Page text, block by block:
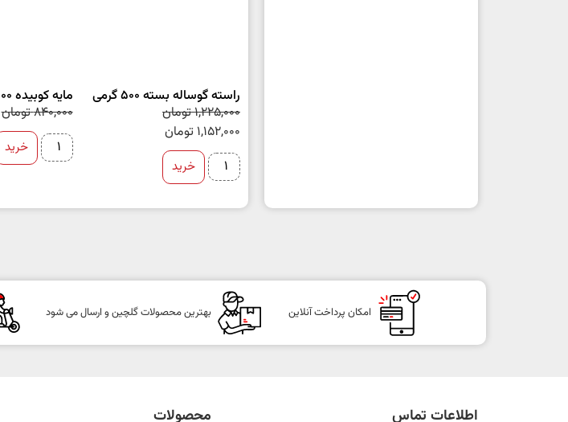
راسته گوساله بسته 500 گرمی
1,225,000تومان
1,152,000 تومان
خرید
مایه کوبیده 500 گرمی
840,000تومان
خرید
امکان پرداخت آنلاین بهترین محصولات گلچین و ارسال می شود
اطلاعات تماس محصولات